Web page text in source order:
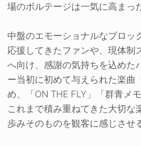
場のボルテージは一気に高まっ
中盤のエモーショナルなブロッ
応援してきたファンや、現体制
へ向け、感謝の気持ちを込めた
ー当初に初めて与えられた楽曲
め、「ON THE FLY」「群青メ
これまで積み重ねてきた大切な
歩みそのものを観客に感じさせ